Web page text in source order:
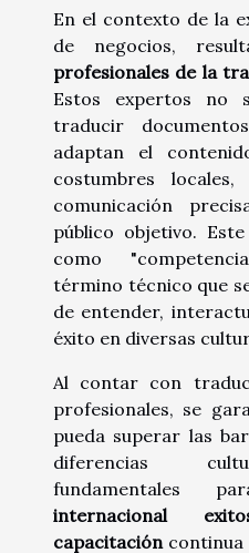
En el contexto de la
de negocios,
profesionales de la
Estos expertos no
traducir
adaptan el
costumbres
comunicación
público objetivo.
como
término técnico que
de entender,
éxito en diversas
Al contar con
profesionales, se
pueda superar las
diferencias
fundamentales
internacional
capacitación continua